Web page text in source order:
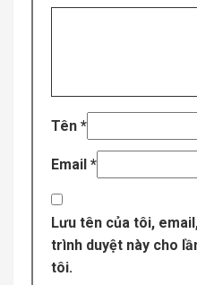
Tên *
Email *
Lưu tên của tôi,
trình duyệt này cho
tôi.